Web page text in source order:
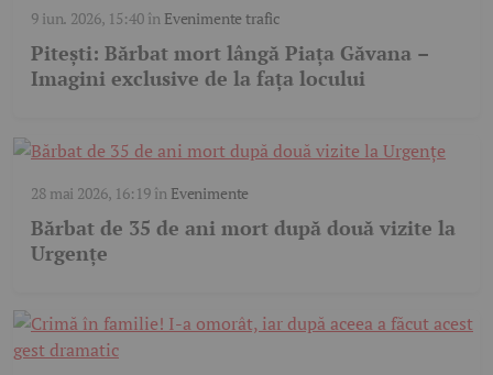
9 iun. 2026, 15:40în Evenimente trafic
Pitești: Bărbat mort lângă Piața Găvana –
Imagini exclusive de la fața locului
28 mai 2026, 16:19în Evenimente
Bărbat de 35 de ani mort după două vizite la
Urgențe